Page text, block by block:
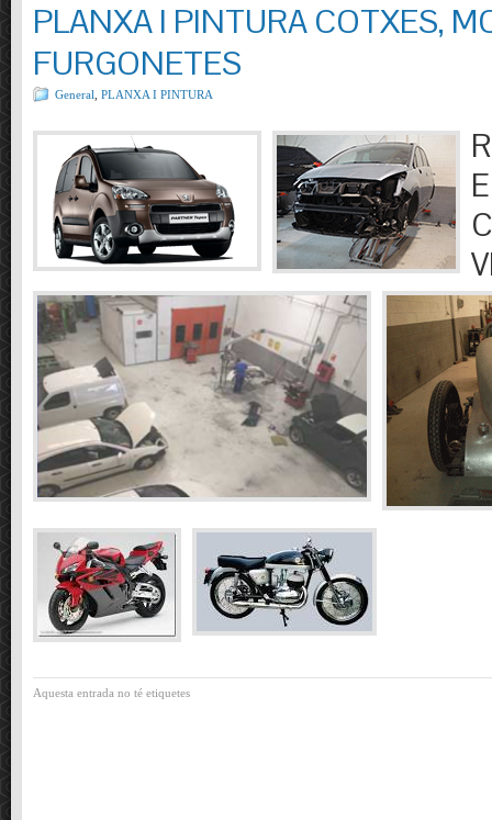
PLANXA I PINTURA COTXES,
FURGONETES
General PLANXA I PINTURA
Aquesta entrada no té etiquetes